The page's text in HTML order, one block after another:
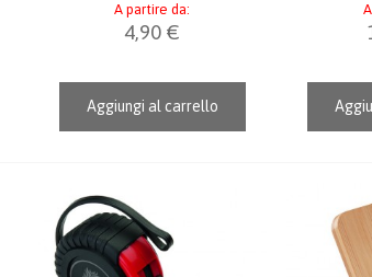
A partire da:
4,90 €
Aggiungi al carrello